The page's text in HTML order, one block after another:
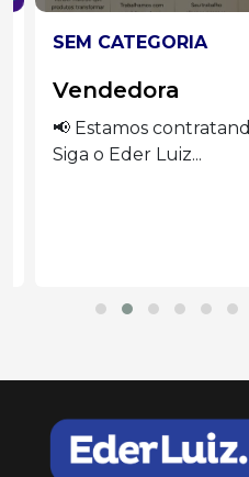
SEM CATEGORIA
Vendedora
📢 Estamos
Siga o Eder Luiz...